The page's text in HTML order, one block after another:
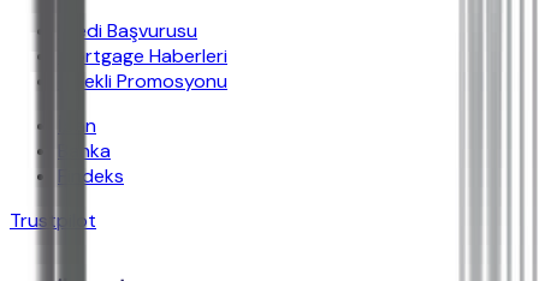
Kredi Başvurusu
Mortgage Haberleri
Emekli Promosyonu
İban
Banka
Findeks
Trustpilot